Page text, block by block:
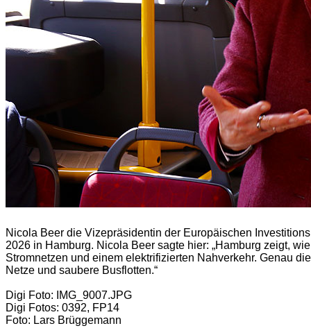
Nicola Beer die Vizepräsidentin der Europäischen
2026 in Hamburg. Nicola Beer sagte hier: „Hamburg zeigt,
Stromnetzen und einem elektrifizierten Nahverkehr. Genau
Netze und saubere Busflotten.“
Digi Foto: IMG_9007.JPG
Digi Fotos: 0392, FP14
Foto: Lars Brüggemann